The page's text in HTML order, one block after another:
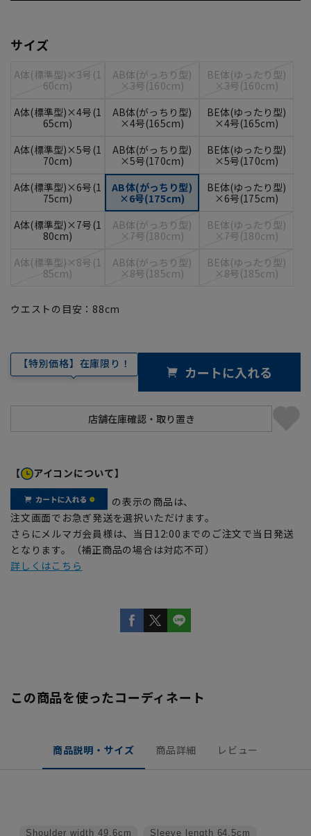
サイズ
A体(標準型)×3号(1
60cm)
AB体(がっちり型)
×3号(160cm)
BE体(ゆったり型)
×3号(160cm)
A体(標準型)×4号(1
65cm)
AB体(がっちり型)
×4号(165cm)
BE体(ゆったり型)
×4号(165cm)
A体(標準型)×5号(1
70cm)
AB体(がっちり型)
×5号(170cm)
BE体(ゆったり型)
×5号(170cm)
A体(標準型)×6号(1
75cm)
AB体(がっちり型)
×6号(175cm)
BE体(ゆったり型)
×6号(175cm)
A体(標準型)×7号(1
80cm)
AB体(がっちり型)
×7号(180cm)
BE体(ゆったり型)
×7号(180cm)
A体(標準型)×8号(1
85cm)
AB体(がっちり型)
×8号(185cm)
BE体(ゆったり型)
×8号(185cm)
ウエストの目安： 88cm
【特別価格】在庫限り！ カートに入れる
【 アイコンについて】
の表示の商品は、
注文画面でお急ぎ発送を選択いただけます。
さらにメルマガ会員様は、当日12:00までのご注文で当日発送
となります。（補正商品の場合は対応不可）
詳しくはこちら
この商品を使ったコーディネート
商品説明・サイズ 商品詳細 レビュー
Sleeve length 64.5cm
Shoulder width 49.6cm